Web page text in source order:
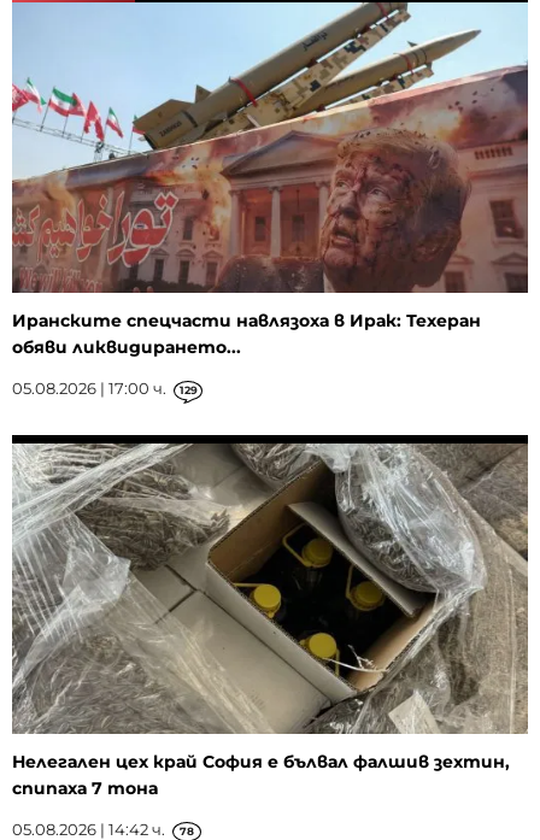
Иранските спецчасти навлязоха в Ирак: Техеран
обяви ликвидирането...
05.08.2026 | 17:00 ч. 129
Нелегален цех край София е бълвал фалшив зехтин,
спипаха 7 тона
05.08.2026 | 14:42 ч. 78